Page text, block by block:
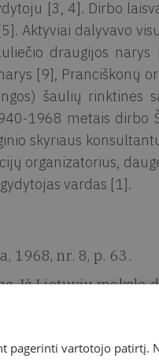
[3, 4]. Dirbo
Aktyviai dalyvavo
draugijos
[9], Pranciškonų
šaulių rinktinės
1968 metais dirbo
skyriaus
organizatorius,
vardas [1].
1968, nr. 8, p. 63.
Iš Lietuvių mokslo
laiškas
mokslinis archyvas,
pagerinti vartotojo patirtį.